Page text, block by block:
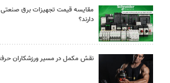
مقایسه قیمت تجهیزات برق صنعتی
دارند؟
نقش مکمل در مسیر ورزشکاران